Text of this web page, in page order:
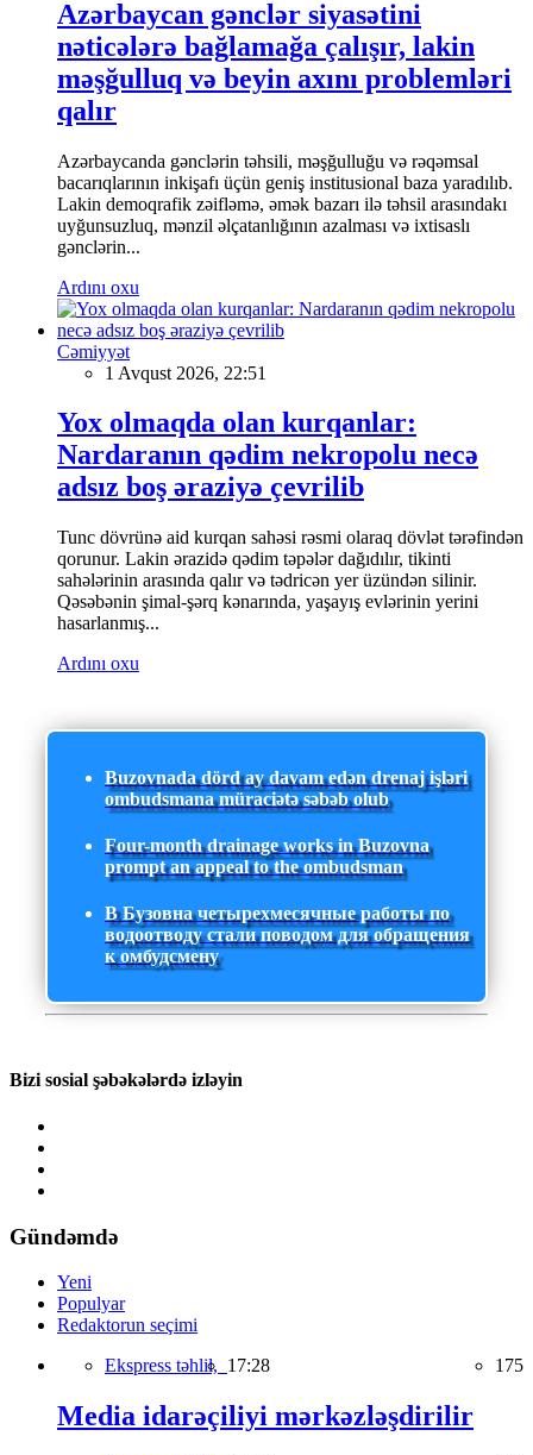
Azərbaycan gənclər siyasətini
nəticələrə bağlamağa çalışır, lakin
məşğulluq və beyin axını problemləri
qalır
Azərbaycanda gənclərin təhsili, məşğulluğu və rəqəmsal
bacarıqlarının inkişafı üçün geniş institusional baza yaradılıb.
Lakin demoqrafik zəifləmə, əmək bazarı ilə təhsil arasındakı
uyğunsuzluq, mənzil əlçatanlığının azalması və ixtisaslı
gənclərin...
Ardını oxu
Cəmiyyət
1 Avqust 2026, 22:51
Yox olmaqda olan kurqanlar:
Nardaranın qədim nekropolu necə
adsız boş əraziyə çevrilib
Tunc dövrünə aid kurqan sahəsi rəsmi olaraq dövlət tərəfindən
qorunur. Lakin ərazidə qədim təpələr dağıdılır, tikinti
sahələrinin arasında qalır və tədricən yer üzündən silinir.
Qəsəbənin şimal-şərq kənarında, yaşayış evlərinin yerini
hasarlanmış...
Ardını oxu
Buzovnada dörd ay davam edən drenaj işləri
ombudsmana müraciətə səbəb olub
Four-month drainage works in Buzovna
prompt an appeal to the ombudsman
В Бузовна четырехмесячные работы по
водоотводу стали поводом для обращения
к омбудсмену
Bizi sosial şəbəkələrdə izləyin
Gündəmdə
Yeni
Populyar
Redaktorun seçimi
Ekspress təhlil, 17:28 175
Media idarəçiliyi mərkəzləşdirilir